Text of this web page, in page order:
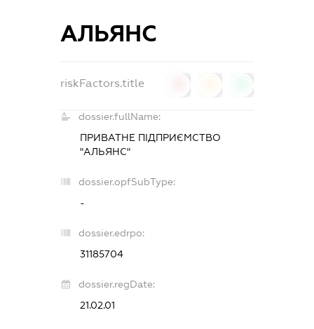
АЛЬЯНС
riskFactors.title
dossier.fullName:
ПРИВАТНЕ ПІДПРИЄМСТВО
"АЛЬЯНС"
dossier.opfSubType:
-
dossier.edrpo:
31185704
dossier.regDate:
21.02.01